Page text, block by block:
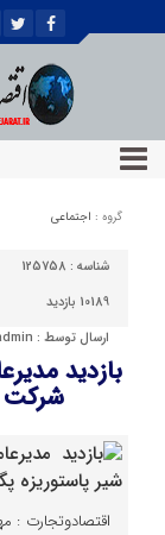
گروه : اجتماعی
شناسه : 125758
10189 بازدید
ارسال توسط :
بازدید
شرکت
اقتصادوتجارت